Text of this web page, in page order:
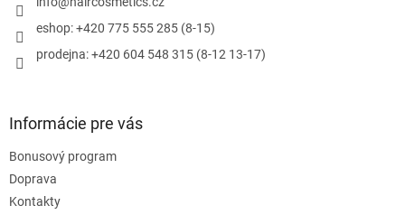
eshop: +420 775 555 285 (8-15)
prodejna: +420 604 548 315 (8-12 13-17)
Informácie pre vás
Bonusový program
Doprava
Kontakty